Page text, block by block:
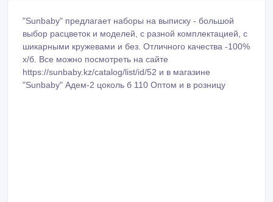
"Sunbaby" предлагает наборы на выписку - большой
выбор расцветок и моделей, с разной комплектацией, с
шикарными кружевами и без. Отличного качества -100%
х/б. Все можно посмотреть на сайте
https://sunbaby.kz/catalog/list/id/52 и в магазине